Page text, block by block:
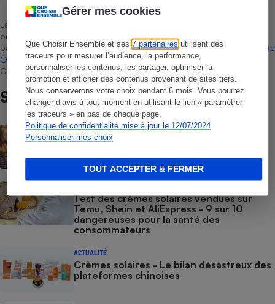
Gérer mes cookies
Que Choisir Ensemble et ses7 partenaires utilisent des
traceurs pour mesurer l’audience, la performance,
personnaliser les contenus, les partager, optimiser la
promotion et afficher des contenus provenant de sites tiers.
Nous conserverons votre choix pendant 6 mois. Vous pourrez
changer d’avis à tout moment en utilisant le lien « paramétrer
les traceurs » en bas de chaque page.
Politique de confidentialité mise à jour le 12/07/2024
Personnaliser mes choix
TOUT ACCEPTER & FERMER
La sélection de produits ou services est représentative du marché,
bien que non-exhaustive. À l’exception des autorisations données
par Bureau Veritas Certification conformément aux règles de
La Note
Que Choisir, il n’existe aucune relation contractuelle entre Que
Choisir Ensemble et les professionnels référencés.
Sur le même sujet
ACTUALITÉ
Les moustiques vont-ils s’habituer au
Test des crèmes solaires vendues sur
Temu, Shein et AliExpress - 9 sur 10
dangereuses pour la santé des
consommateurs
ACTUALITÉ
Crèmes solaires - Le bilan désastreux des
plateformes chinoises